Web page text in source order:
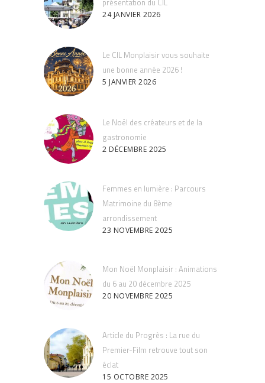
présentation du CIL
24 JANVIER 2026
Le CIL Monplaisir vous souhaite
une bonne année 2026 !
5 JANVIER 2026
Le Noël des créateurs et de la
gastronomie
2 DÉCEMBRE 2025
Femmes en lumière : Parcours
Matrimoine du 8ème
arrondissement
23 NOVEMBRE 2025
Mon Noël Monplaisir : Animations
du 6 au 20 décembre 2025
20 NOVEMBRE 2025
Article du Progrès : La rue du
Premier-Film retrouve tout son
éclat
15 OCTOBRE 2025